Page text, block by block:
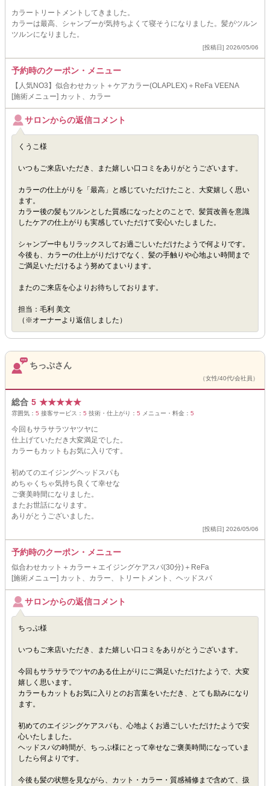
カラートリートメントしてきました。
カラーは最高、シャンプーが気持ちよくて寝そうになりました。髪がツルン
ツルンになりました。
[投稿日] 2026/05/06
予約時のクーポン・メニュー
【人気NO3】似合わせカット＋ケアカラー(OLAPLEX)＋ReFa VEENA
[施術メニュー] カット、カラー
サロンからの返信コメント
くうこ様
いつもご来店いただき、また嬉しい口コミをありがとうございます。
カラーの仕上がりを「最高」と感じていただけたこと、大変嬉しく思い
ます。
カラー後の髪もツルンとした質感になったとのことで、髪質改善を意識
したケアの仕上がりも実感していただけて安心いたしました。
シャンプー中もリラックスしてお過ごしいただけたようで何よりです。
今後も、カラーの仕上がりだけでなく、髪の手触りや心地よい時間まで
ご満足いただけるよう努めてまいります。
またのご来店を心よりお待ちしております。
担当：毛利 美文
（※オーナーより返信しました）
ちっぷさん
（女性/40代/会社員）
総合 5 ★★★★★
雰囲気： 5 接客サービス： 5 技術・仕上がり： 5 メニュー・料金： 5
今回もサラサラツヤツヤに
仕上げていただき大変満足でした。
カラーもカットもお気に入りです。
初めてのエイジングヘッドスパも
めちゃくちゃ気持ち良くて幸せな
ご褒美時間になりました。
またお世話になります。
ありがとうございました。
[投稿日] 2026/05/06
予約時のクーポン・メニュー
似合わせカット＋カラー＋エイジングケアスパ(30分)＋ReFa
[施術メニュー] カット、カラー、トリートメント、ヘッドスパ
サロンからの返信コメント
ちっぷ様
いつもご来店いただき、また嬉しい口コミをありがとうございます。
今回もサラサラでツヤのある仕上がりにご満足いただけたようで、大変
嬉しく思います。
カラーもカットもお気に入りとのお言葉をいただき、とても励みになり
ます。
初めてのエイジングケアスパも、心地よくお過ごしいただけたようで安
心いたしました。
ヘッドスパの時間が、ちっぷ様にとって幸せなご褒美時間になっていま
したら何よりです。
今後も髪の状態を見ながら、カット・カラー・質感補修まで含めて、扱